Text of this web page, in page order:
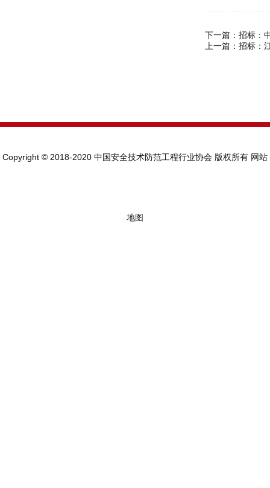
下一篇： 招标：
上一篇： 招标：
Copyright © 2018-2020 中国安全技术防范工程行业协会 版权所有 网站
地图